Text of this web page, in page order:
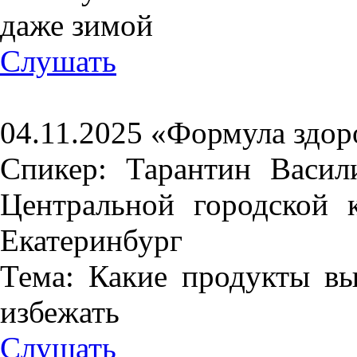
даже зимой
Слушать
04.11.2025 «Формула
Спикер: Тарантин
Центральной
Екатеринбург
Тема: Какие продукты
избежать
Слушать